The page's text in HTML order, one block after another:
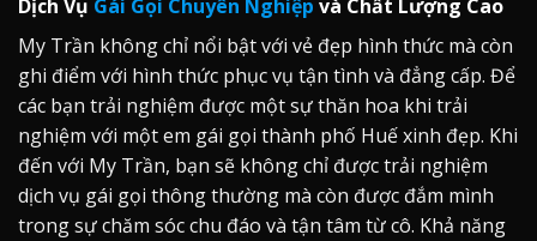
Dịch Vụ Gái Gọi Chuyên Nghiệp và Chất Lượng Cao
My Trần không chỉ nổi bật với vẻ đẹp hình thức mà còn
ghi điểm với hình thức phục vụ tận tình và đẳng cấp. Để
các bạn trải nghiệm được một sự thăn hoa khi trải
nghiệm với một em gái gọi thành phố Huế xinh đẹp. Khi
đến với My Trần, bạn sẽ không chỉ được trải nghiệm
dịch vụ gái gọi thông thường mà còn được đắm mình
trong sự chăm sóc chu đáo và tận tâm từ cô. Khả năng